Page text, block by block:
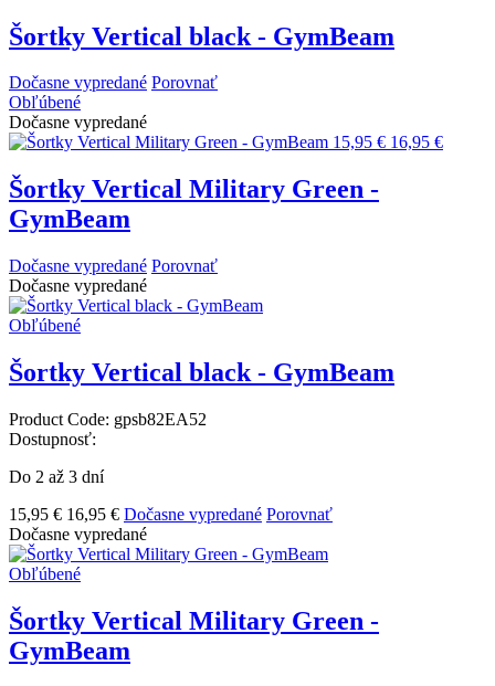
Šortky Vertical black - GymBeam
Dočasne vypredané Porovnať
Obľúbené
Dočasne vypredané
15,95 € 16,95 €
Šortky Vertical Military Green -
GymBeam
Dočasne vypredané Porovnať
Dočasne vypredané
Obľúbené
Šortky Vertical black - GymBeam
Product Code: gpsb82EA52
Dostupnosť:
Do 2 až 3 dní
15,95 € 16,95 € Dočasne vypredané Porovnať
Dočasne vypredané
Obľúbené
Šortky Vertical Military Green -
GymBeam